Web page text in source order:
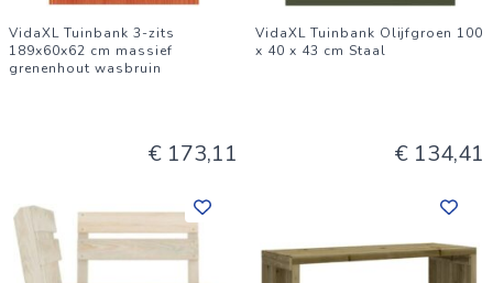
VidaXL Tuinbank 3-zits
189x60x62 cm massief
grenenhout wasbruin
€ 173,11
VidaXL Tuinbank Olijfgroen 100
x 40 x 43 cm Staal
€ 134,41